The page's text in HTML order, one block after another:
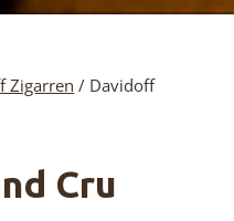
Zigarren / Davidoff
Cru